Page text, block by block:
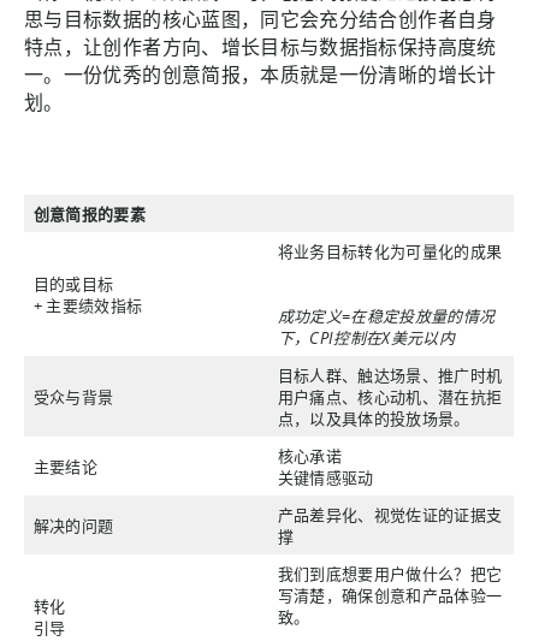
思与目标数据的核心蓝图，同它会充分结合创作者自身
特点，让创作者方向、增长目标与数据指标保持高度统
一。一份优秀的创意简报，本质就是一份清晰的增长计
划。
创意简报的要素
目的或目标
+ 主要绩效指标
将业务目标转化为可量化的成果
成功定义=在稳定投放量的情况
下，CPI控制在X美元以内
受众与背景
目标人群、触达场景、推广时机
用户痛点、核心动机、潜在抗拒
点，以及具体的投放场景。
主要结论
核心承诺
关键情感驱动
解决的问题
产品差异化、视觉佐证的证据支
撑
转化
引导
我们到底想要用户做什么？把它
写清楚，确保创意和产品体验一
致。